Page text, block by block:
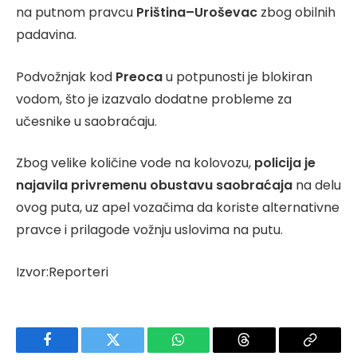
na putnom pravcu Priština–Uroševac zbog obilnih
padavina.
Podvožnjak kod Preocau potpunosti je blokiran
vodom, što je izazvalo dodatne probleme za
učesnike u saobraćaju.
Zbog velike količine vode na kolovozu, policija je
najavila privremenu obustavu saobraćaja na delu
ovog puta, uz apel vozačima da koriste alternativne
pravce i prilagode vožnju uslovima na putu.
Izvor:Reporteri
Facebook Twitter WhatsApp Threads
Copy